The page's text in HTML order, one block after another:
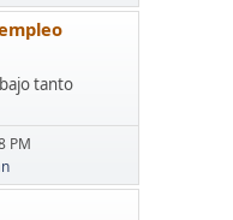
tanto
PM